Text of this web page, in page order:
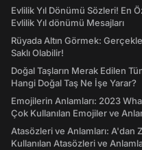
Evlilik Yıl Dönümü Sözleri! En
Evlilik Yıl dönümü Mesajları
Rüyada Altın Görmek:
Saklı Olabilir!
Doğal Taşların Merak Edilen
Hangi Doğal Taş Ne İşe Yarar?
Emojilerin Anlamları: 2023
Çok Kullanılan Emojiler ve
Atasözleri ve Anlamları: A'dan
Kullanılan Atasözleri ve